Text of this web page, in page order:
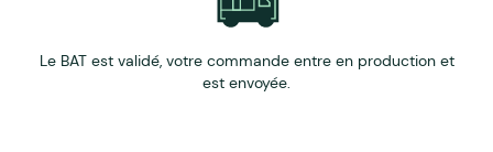
Le BAT est validé, votre commande entre en production et
est envoyée.